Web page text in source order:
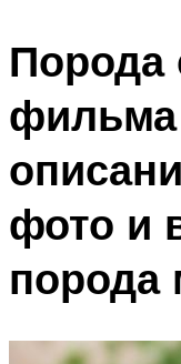
Порода
фильма
фото и
порода